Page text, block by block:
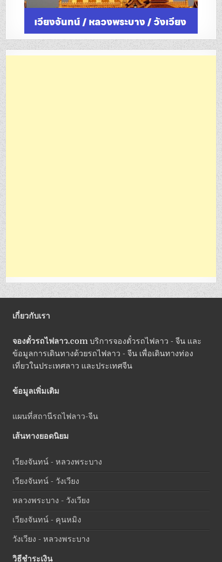
เกี่ยวกับเรา
จองตั๋วรถไฟลาว.com บริการจองตั๋วรถไฟลาว - จีน และ
ข้อมูลการเดินทางด้วยรถไฟลาว - จีน เพื่อเดินทางท่อง
เที่ยวในประเทศลาว และประเทศจีน
ข้อมูลเพิ่มเติม
แผนที่สถานีรถไฟลาว-จีน
เส้นทางยอดนิยม
เวียงจันทน์ - หลวงพระบาง
เวียงจันทน์ - วังเวียง
หลวงพระบาง - วังเวียง
เวียงจันทน์ - คุนหมิง
วังเวียง - หลวงพระบาง
วิธีชำระเงิน